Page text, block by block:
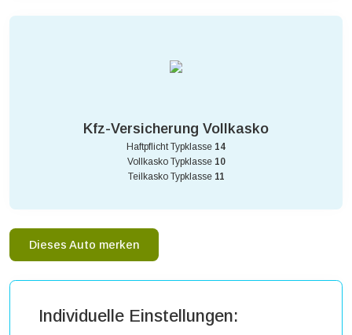
Kfz-Versicherung Vollkasko
Haftpflicht Typklasse 14
Vollkasko Typklasse 10
Teilkasko Typklasse 11
Dieses Auto merken
Individuelle Einstellungen: